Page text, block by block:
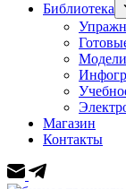
Библиотека
Магазин
Контакты